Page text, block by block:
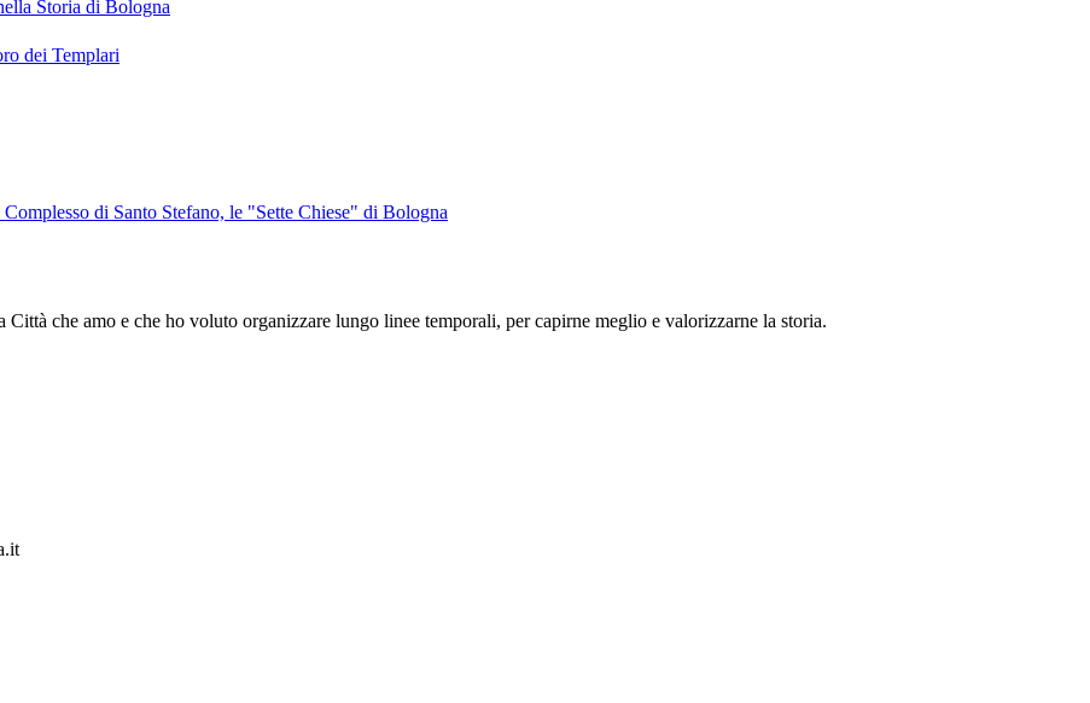
Storia di Bologna
dei Templari
di Santo Stefano, le "Sette Chiese" di Bologna
che amo e che ho voluto organizzare lungo linee temporali, per capirne meglio e valorizzarne la storia.